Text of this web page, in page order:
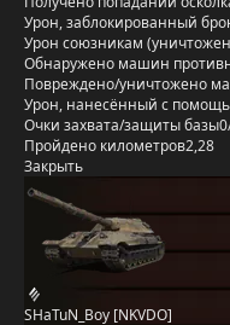
Урон, заблокированный
Урон союзникам
Обнаружено машин
Повреждено/уничтожено
Урон, нанесённый с
Очки захвата/защиты базы
Пройдено километров2,28
Закрыть
SHaTuN_Boy [NKVDO]